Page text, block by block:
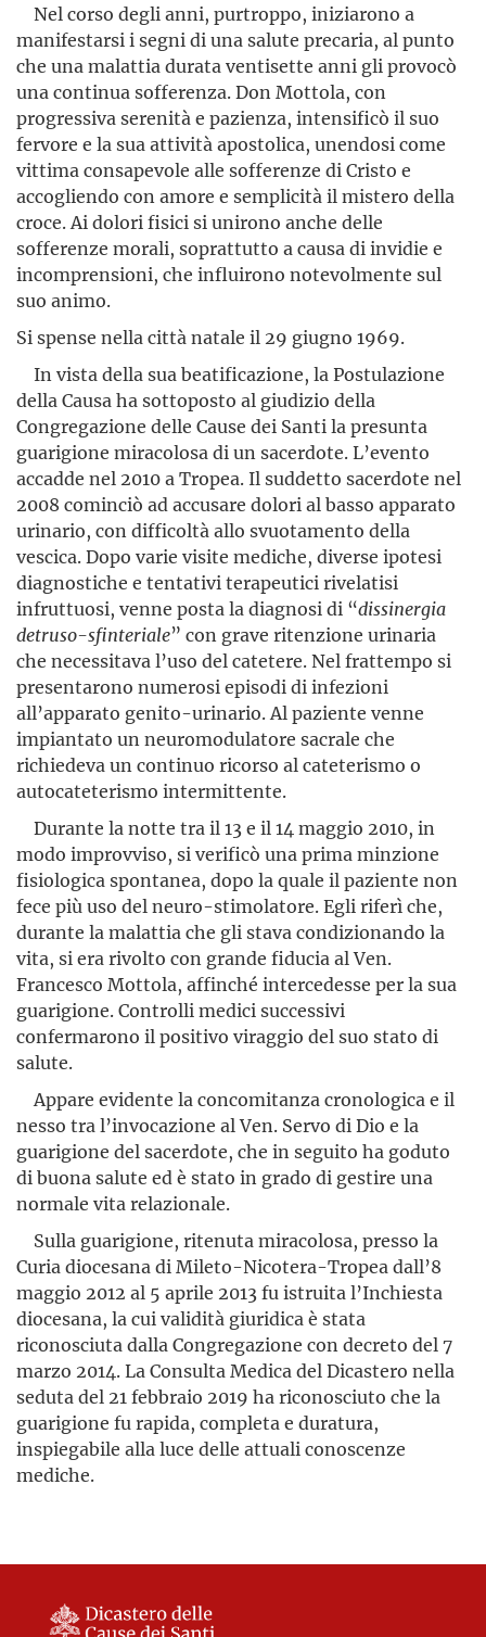
Nel corso degli anni, purtroppo, iniziarono a
manifestarsi i segni di una salute precaria, al punto
che una malattia durata ventisette anni gli provocò
una continua sofferenza. Don Mottola, con
progressiva serenità e pazienza, intensificò il suo
fervore e la sua attività apostolica, unendosi come
vittima consapevole alle sofferenze di Cristo e
accogliendo con amore e semplicità il mistero della
croce. Ai dolori fisici si unirono anche delle
sofferenze morali, soprattutto a causa di invidie e
incomprensioni, che influirono notevolmente sul
suo animo.
Si spense nella città natale il 29 giugno 1969.
In vista della sua beatificazione, la Postulazione
della Causa ha sottoposto al giudizio della
Congregazione delle Cause dei Santi la presunta
guarigione miracolosa di un sacerdote. L’evento
accadde nel 2010 a Tropea. Il suddetto sacerdote nel
2008 cominciò ad accusare dolori al basso apparato
urinario, con difficoltà allo svuotamento della
vescica. Dopo varie visite mediche, diverse ipotesi
diagnostiche e tentativi terapeutici rivelatisi
infruttuosi, venne posta la diagnosi di “dissinergia
detruso-sfinteriale” con grave ritenzione urinaria
che necessitava l’uso del catetere. Nel frattempo si
presentarono numerosi episodi di infezioni
all’apparato genito-urinario. Al paziente venne
impiantato un neuromodulatore sacrale che
richiedeva un continuo ricorso al cateterismo o
autocateterismo intermittente.
Durante la notte tra il 13 e il 14 maggio 2010, in
modo improvviso, si verificò una prima minzione
fisiologica spontanea, dopo la quale il paziente non
fece più uso del neuro-stimolatore. Egli riferì che,
durante la malattia che gli stava condizionando la
vita, si era rivolto con grande fiducia al Ven.
Francesco Mottola, affinché intercedesse per la sua
guarigione. Controlli medici successivi
confermarono il positivo viraggio del suo stato di
salute.
Appare evidente la concomitanza cronologica e il
nesso tra l’invocazione al Ven. Servo di Dio e la
guarigione del sacerdote, che in seguito ha goduto
di buona salute ed è stato in grado di gestire una
normale vita relazionale.
Sulla guarigione, ritenuta miracolosa, presso la
Curia diocesana di Mileto-Nicotera-Tropea dall’8
maggio 2012 al 5 aprile 2013 fu istruita l’Inchiesta
diocesana, la cui validità giuridica è stata
riconosciuta dalla Congregazione con decreto del 7
marzo 2014. La Consulta Medica del Dicastero nella
seduta del 21 febbraio 2019 ha riconosciuto che la
guarigione fu rapida, completa e duratura,
inspiegabile alla luce delle attuali conoscenze
mediche.